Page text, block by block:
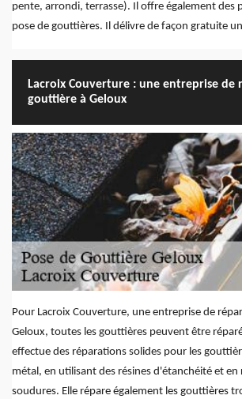
pente, arrondi, terrasse). Il offre également des
pose de gouttières. Il délivre de façon gratuite
Lacroix Couverture : une entreprise de
gouttière à Geloux
Pour Lacroix Couverture, une entreprise de
Geloux, toutes les gouttières peuvent être
effectue des réparations solides pour les
métal, en utilisant des résines d'étanchéité et en
soudures. Elle répare également les gouttières